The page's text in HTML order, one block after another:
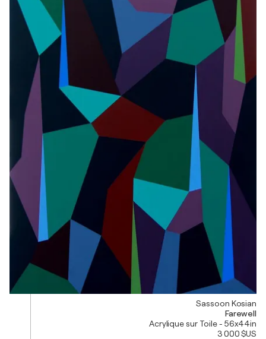
Sassoon Kosian
Farewell
Acrylique sur Toile - 56x44in
3 000 $US